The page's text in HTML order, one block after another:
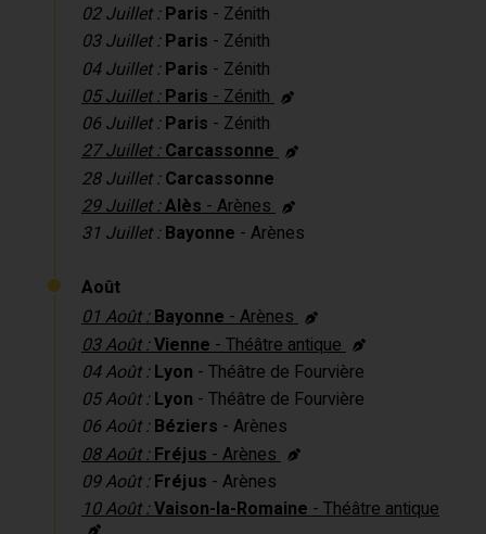
02 Juillet : Paris - Zénith
03 Juillet : Paris - Zénith
04 Juillet : Paris - Zénith
05 Juillet :Paris- Zénith
06 Juillet : Paris - Zénith
27 Juillet :Carcassonne
28 Juillet : Carcassonne
29 Juillet :Alès- Arènes
31 Juillet : Bayonne - Arènes
Août
01 Août :Bayonne- Arènes
03 Août :Vienne - Théâtre antique
04 Août : Lyon - Théâtre de Fourvière
05 Août : Lyon - Théâtre de Fourvière
06 Août : Béziers - Arènes
08 Août : Fréjus - Arènes
09 Août : Fréjus - Arènes
10 Août :Vaison-la-Romaine- Théâtre antique